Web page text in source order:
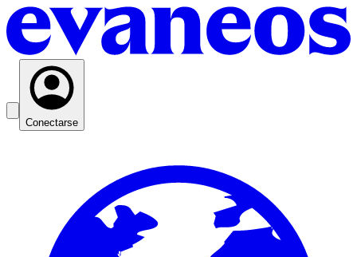
Conectarse